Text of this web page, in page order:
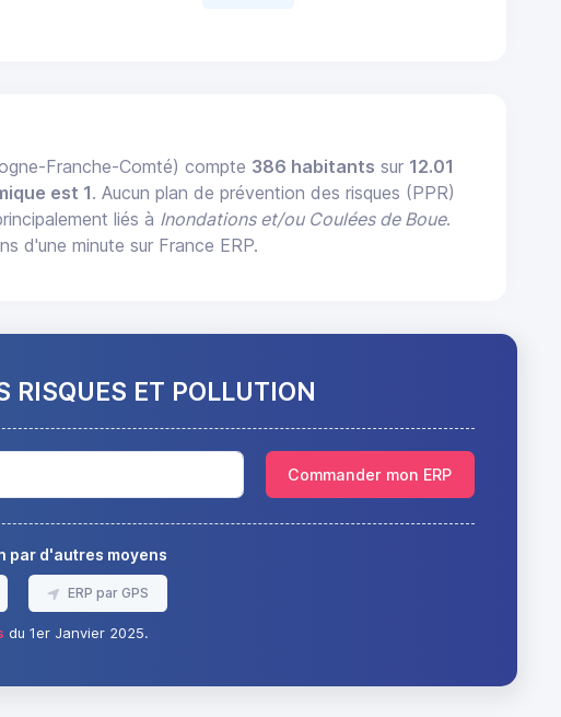
Franche-Comté) compte 386 habitants sur 12.01
est 1. Aucun plan de prévention des risques (PPR)
liés à Inondations et/ou Coulées de Boue.
d'une minute sur France ERP.
RISQUES ET POLLUTION
Commander mon ERP
par d'autres moyens
ERP par GPS
du 1er Janvier 2025.